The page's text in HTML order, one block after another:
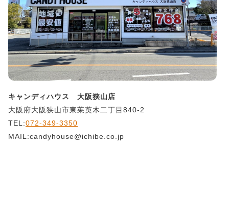
キャンディハウス 大阪狭山店
大阪府大阪狭山市東茱萸木二丁目840-2
TEL:072-349-3350
MAIL:candyhouse@ichibe.co.jp